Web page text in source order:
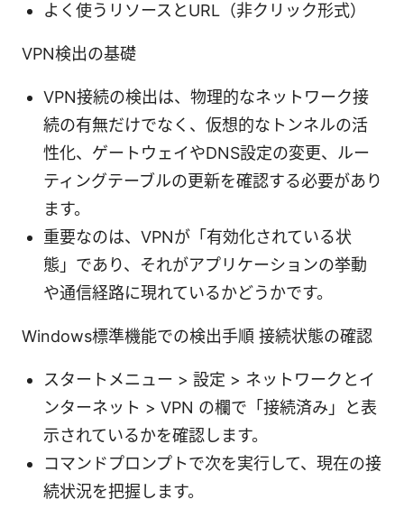
よく使うリソースとURL（非クリック形式）
VPN検出の基礎
VPN接続の検出は、物理的なネットワーク接
続の有無だけでなく、仮想的なトンネルの活
性化、ゲートウェイやDNS設定の変更、ルー
ティングテーブルの更新を確認する必要があり
ます。
重要なのは、VPNが「有効化されている状
態」であり、それがアプリケーションの挙動
や通信経路に現れているかどうかです。
Windows標準機能での検出手順 接続状態の確認
スタートメニュー > 設定 > ネットワークとイ
ンターネット > VPN の欄で「接続済み」と表
示されているかを確認します。
コマンドプロンプトで次を実行して、現在の接
続状況を把握します。